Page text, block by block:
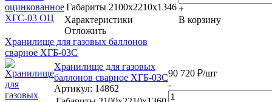
Габариты 2100х2210х1346
Характеристики
Отложить
+
В корзину
Хранилище для газовых баллонов
сварное ХГБ-03С
Хранилище для газовых
баллонов сварное ХГБ-03С
Артикул: 14862
90 720 ₽/шт
-